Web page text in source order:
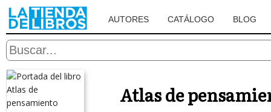
AUTORES CATÁLOGO BLOG
Atlas de